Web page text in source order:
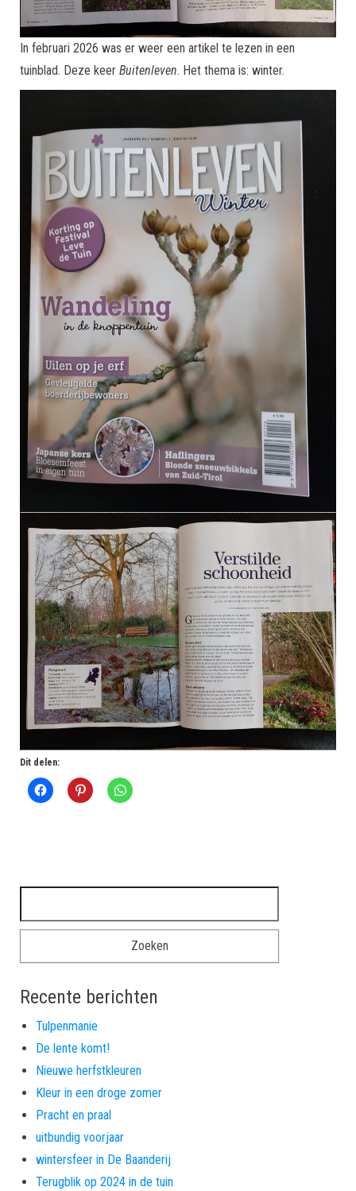
In februari 2026 was er weer een artikel te lezen in een
tuinblad. Deze keer Buitenleven. Het thema is: winter.
Dit delen:
Recente berichten
Tulpenmanie
De lente komt!
Nieuwe herfstkleuren
Kleur in een droge zomer
Pracht en praal
uitbundig voorjaar
wintersfeer in De Baanderij
Terugblik op 2024 in de tuin